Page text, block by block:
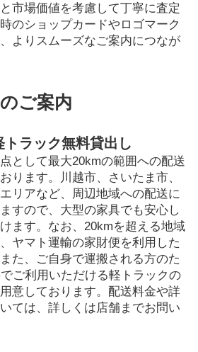
市場価値を考慮して丁寧に査定
のショップカードやロゴマーク
よりスムーズなご案内につなが
ご案内
ラック無料貸出し
として最大20kmの範囲への配送
ります。川越市、さいたま市、
リアなど、周辺地域への配送に
すので、大型の家具でも安心し
ます。なお、20kmを超える地域
ヤマト運輸の家財便を利用した
た、ご自身で運搬される方のた
ご利用いただける軽トラックの
意しております。配送料金や詳
ては、詳しくは店舗までお問い